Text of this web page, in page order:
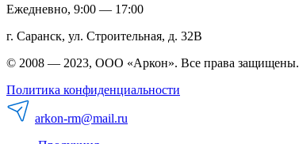
Ежедневно, 9:00 — 17:00
г. Саранск, ул. Строительная, д. 32В
© 2008 — 2023, ООО «Аркон». Все права защищены.
Политика конфиденциальности
arkon-rm@mail.ru